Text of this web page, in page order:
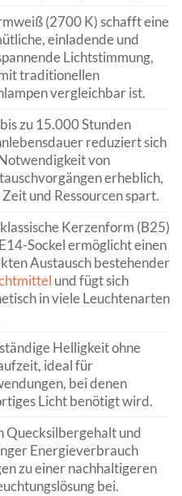
(2700 K) schafft eine
einladende und
Lichtstimmung,
traditionellen
vergleichbar ist.
zu 15.000 Stunden
reduziert sich
von
erheblich,
und Ressourcen spart.
Kerzenform (B25)
Sockel ermöglicht einen
Austausch bestehender
und fügt sich
in viele Leuchtenarten
Helligkeit ohne
ideal für
bei denen
Licht benötigt wird.
Quecksilbergehalt und
Energieverbrauch
zu einer nachhaltigeren
bei.